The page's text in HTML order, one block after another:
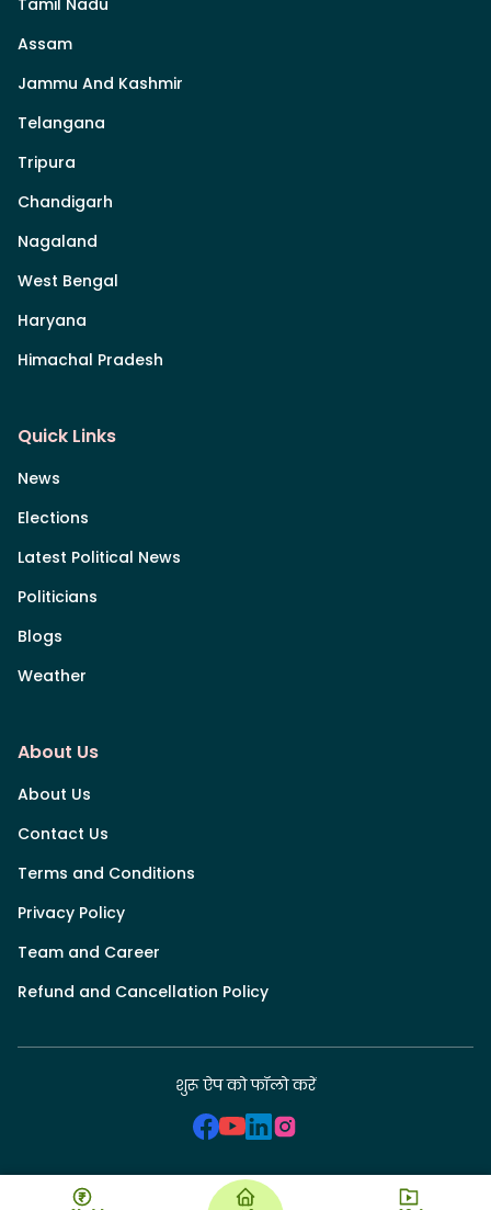
Tamil Nadu
Assam
Jammu And Kashmir
Telangana
Tripura
Chandigarh
Nagaland
West Bengal
Haryana
Himachal Pradesh
Quick Links
News
Elections
Latest Political News
Politicians
Blogs
Weather
About Us
About Us
Contact Us
Terms and Conditions
Privacy Policy
Team and Career
Refund and Cancellation Policy
शुरू ऐप को फॉलो करें
Shuru, a product of Close App Private Limited.